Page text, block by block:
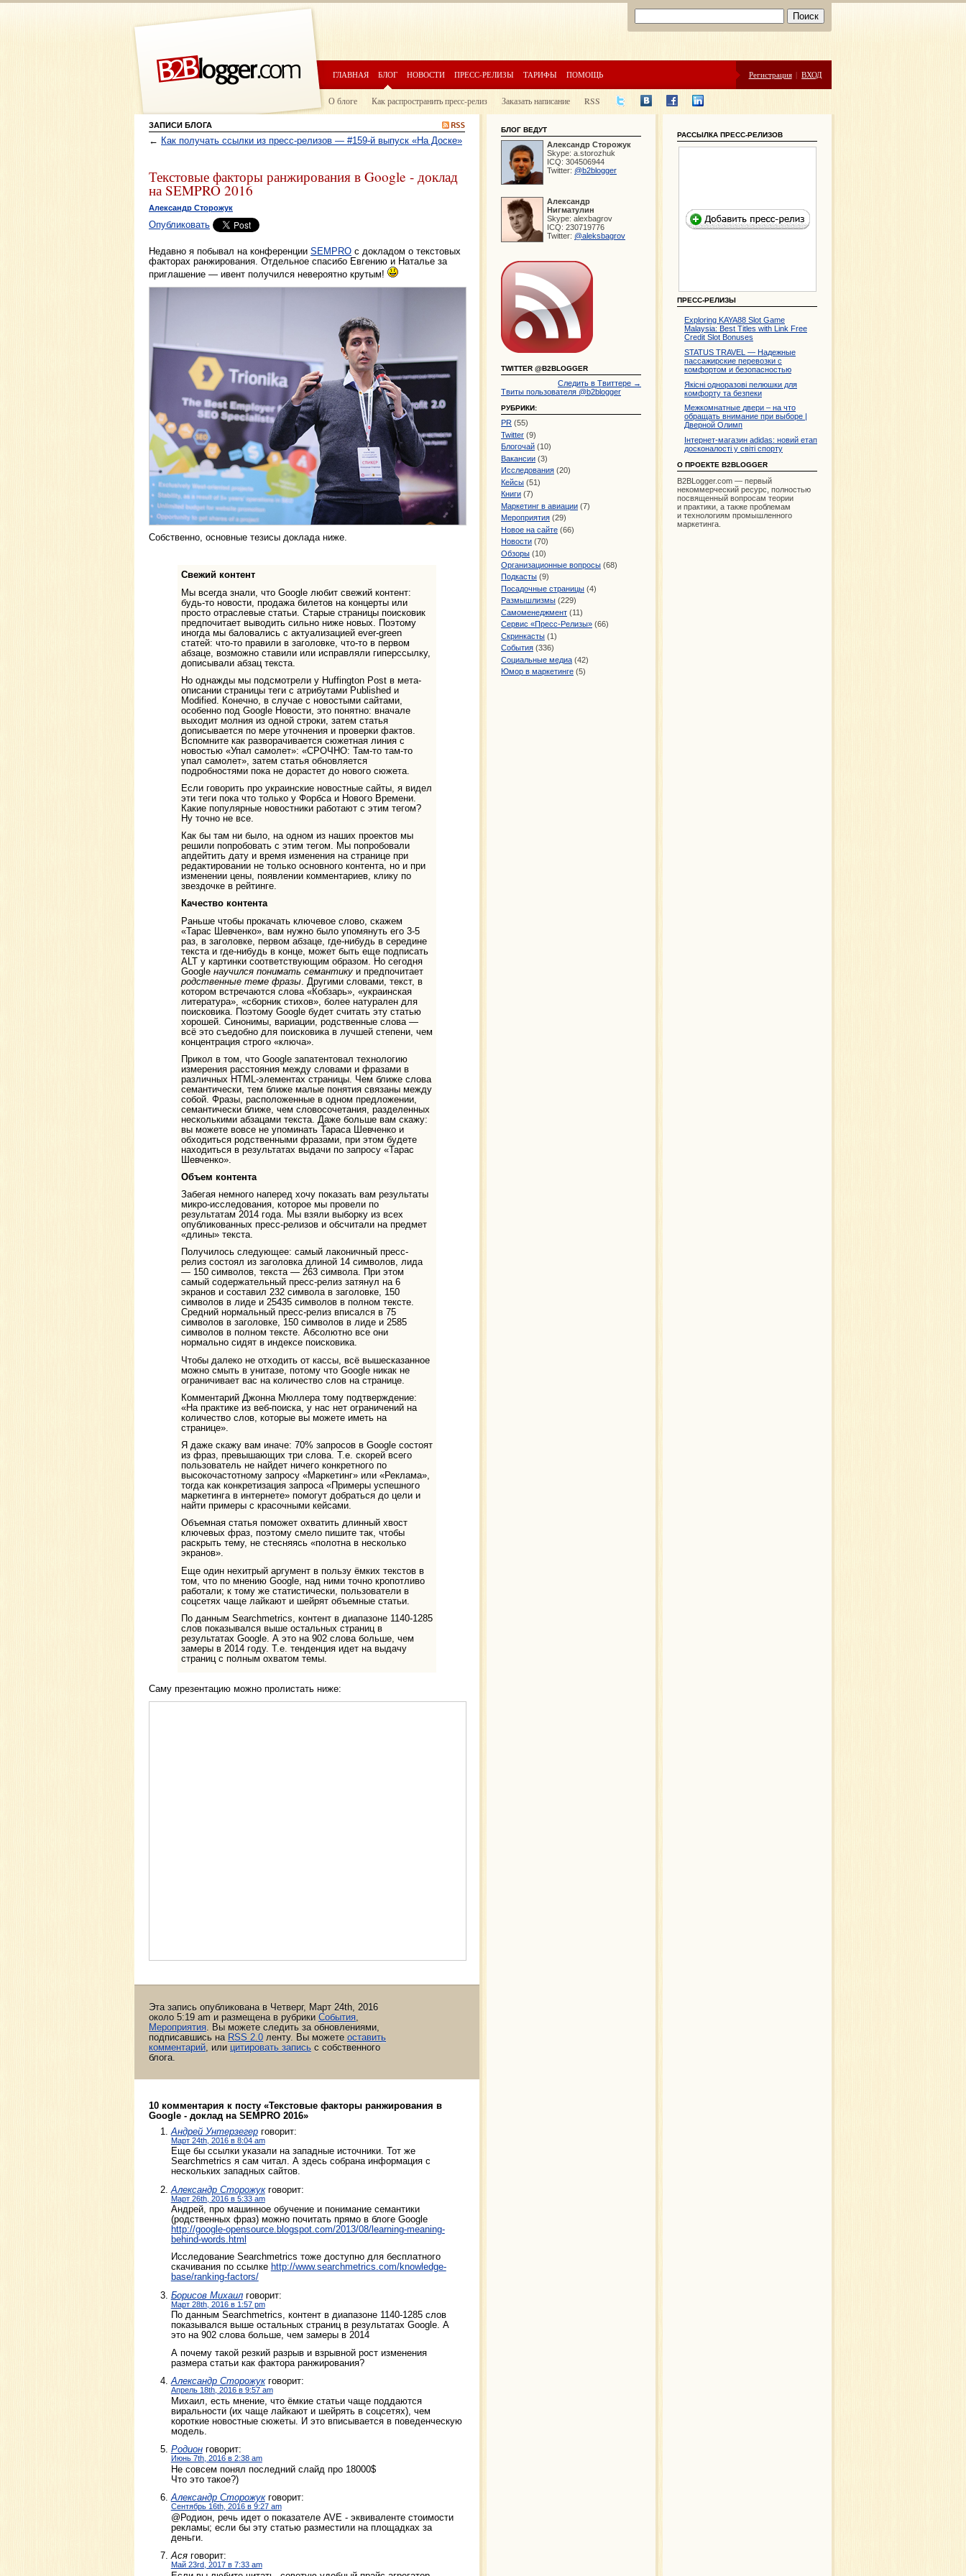
ГЛАВНАЯ БЛОГ НОВОСТИ ПРЕСС-РЕЛИЗЫ ТАРИФЫ ПОМОЩЬ Регистрация | ВХОД
О блоге Как распространить пресс-релиз Заказать написание RSS
ЗАПИСИ БЛОГА
← Как получать ссылки из пресс-релизов — #159-й выпуск «На Доске»
Текстовые факторы ранжирования в Google - доклад
на SEMPRO 2016
Александр Сторожук
Опубликовать
Недавно я побывал на конференции SEMPRO с докладом о текстовых
факторах ранжирования. Отдельное спасибо Евгению и Наталье за
приглашение — ивент получился невероятно крутым!
Собственно, основные тезисы доклада ниже.
Свежий контент
Мы всегда знали, что Google любит свежий контент:
будь-то новости, продажа билетов на концерты или
просто отраслевые статьи. Старые страницы поисковик
предпочитает выводить сильно ниже новых. Поэтому
иногда мы баловались с актуализацией ever-green
статей: что-то правили в заголовке, что-то в первом
абзаце, возможно ставили или исправляли гиперссылку,
дописывали абзац текста.
Но однажды мы подсмотрели у Huffington Post в мета-
описании страницы теги с атрибутами Published и
Modified. Конечно, в случае с новостыми сайтами,
особенно под Google Новости, это понятно: вначале
выходит молния из одной строки, затем статья
дописывается по мере уточнения и проверки фактов.
Вспомните как разворачивается сюжетная линия с
новостью «Упал самолет»: «СРОЧНО: Там-то там-то
упал самолет», затем статья обновляется
подробностями пока не дорастет до нового сюжета.
Если говорить про украинские новостные сайты, я видел
эти теги пока что только у Форбса и Нового Времени.
Какие популярные новостники работают с этим тегом?
Ну точно не все.
Как бы там ни было, на одном из наших проектов мы
решили попробовать с этим тегом. Мы попробовали
апдейтить дату и время изменения на странице при
редактировании не только основного контента, но и при
изменении цены, появлении комментариев, клику по
звездочке в рейтинге.
Качество контента
Раньше чтобы прокачать ключевое слово, скажем
«Тарас Шевченко», вам нужно было упомянуть его 3-5
раз, в заголовке, первом абзаце, где-нибудь в середине
текста и где-нибудь в конце, может быть еще подписать
ALT у картинки соответствующим образом. Но сегодня
Google научился понимать семантику и предпочитает
родственные теме фразы . Другими словами, текст, в
котором встречаются слова «Кобзарь», «украинская
литература», «сборник стихов», более натурален для
поисковика. Поэтому Google будет считать эту статью
хорошей. Синонимы, вариации, родственные слова —
всё это съедобно для поисковика в лучшей степени, чем
концентрация строго «ключа».
Прикол в том, что Google запатентовал технологию
измерения расстояния между словами и фразами в
различных HTML-элементах страницы. Чем ближе слова
семантически, тем ближе малые понятия связаны между
собой. Фразы, расположенные в одном предложении,
семантически ближе, чем словосочетания, разделенных
несколькими абзацами текста. Даже больше вам скажу:
вы можете вовсе не упоминать Тараса Шевченко и
обходиться родственными фразами, при этом будете
находиться в результатах выдачи по запросу «Тарас
Шевченко».
Объем контента
Забегая немного наперед хочу показать вам результаты
микро-исследования, которое мы провели по
результатам 2014 года. Мы взяли выборку из всех
опубликованных пресс-релизов и обсчитали на предмет
«длины» текста.
Получилось следующее: самый лаконичный пресс-
релиз состоял из заголовка длиной 14 символов, лида
— 150 символов, текста — 263 символа. При этом
самый содержательный пресс-релиз затянул на 6
экранов и составил 232 символа в заголовке, 150
символов в лиде и 25435 символов в полном тексте.
Средний нормальный пресс-релиз вписался в 75
символов в заголовке, 150 символов в лиде и 2585
символов в полном тексте. Абсолютно все они
нормально сидят в индексе поисковика.
Чтобы далеко не отходить от кассы, всё вышесказанное
можно смыть в унитазе, потому что Google никак не
ограничивает вас на количество слов на странице.
Комментарий Джонна Мюллера тому подтверждение:
«На практике из веб-поиска, у нас нет ограничений на
количество слов, которые вы можете иметь на
странице».
Я даже скажу вам иначе: 70% запросов в Google состоят
из фраз, превышающих три слова. Т.е. скорей всего
пользователь не найдет ничего конкретного по
высокочастотному запросу «Маркетинг» или «Реклама»,
тогда как конкретизация запроса «Примеры успешного
маркетинга в интернете» помогут добраться до цели и
найти примеры с красочными кейсами.
Объемная статья поможет охватить длинный хвост
ключевых фраз, поэтому смело пишите так, чтобы
раскрыть тему, не стесняясь «полотна в несколько
экранов».
Еще один нехитрый аргумент в пользу ёмких текстов в
том, что по мнению Google, над ними точно кропотливо
работали; к тому же статистически, пользователи в
соцсетях чаще лайкают и шейрят объемные статьи.
По данным Searchmetrics, контент в диапазоне 1140-1285
слов показывался выше остальных страниц в
результатах Google. А это на 902 слова больше, чем
замеры в 2014 году. Т.е. тенденция идет на выдачу
страниц с полным охватом темы.
Саму презентацию можно пролистать ниже:
Эта запись опубликована в Четверг, Март 24th, 2016
около 5:19 am и размещена в рубрики События
Мероприятия . Вы можете следить за обновлениями,
подписавшись на RSS 2.0 ленту. Вы можете оставить
комментарий , или цитировать запись с собственного
блога.
10 комментария к посту «Текстовые факторы ранжирования в
Google - доклад на SEMPRO 2016»
Андрей Унтерзегерговорит:
Март 24th, 2016 в 8:04 am
Еще бы ссылки указали на западные источники. Тот же
Searchmetrics я сам читал. А здесь собрана информация с
нескольких западных сайтов.
Александр Сторожукговорит:
Март 26th, 2016 в 5:33 am
Андрей, про машинное обучение и понимание семантики
(родственных фраз) можно почитать прямо в блоге Google
http://google-opensource.blogspot.com/2013/08/learning-meaning-
behind-words.html
Исследование Searchmetrics тоже доступно для бесплатного
скачивания по ссылке http://www.searchmetrics.com/knowledge-
base/ranking-factors/
Борисов Михаилговорит:
Март 28th, 2016 в 1:57 pm
По данным Searchmetrics, контент в диапазоне 1140-1285 слов
показывался выше остальных страниц в результатах Google. А
это на 902 слова больше, чем замеры в 2014
А почему такой резкий разрыв и взрывной рост изменения
размера статьи как фактора ранжирования?
Александр Сторожукговорит:
Апрель 18th, 2016 в 9:57 am
Михаил, есть мнение, что ёмкие статьи чаще поддаются
виральности (их чаще лайкают и шейрять в соцсетях), чем
короткие новостные сюжеты. И это вписывается в поведенческую
модель.
Родионговорит:
Июнь 7th, 2016 в 2:38 am
Не совсем понял последний слайд про 18000$
Что это такое?)
Александр Сторожукговорит:
Сентябрь 16th, 2016 в 9:27 am
@Родион, речь идет о показателе AVE - эквиваленте стоимости
рекламы; если бы эту статью разместили на площадках за
деньги.
Асяговорит:
Май 23rd, 2017 в 7:33 am
БЛОГ ВЕДУТ
Александр Сторожук
Skype: a.storozhuk
ICQ: 304506944
Twitter: @b2blogger
Александр
Нигматулин
Skype: alexbagrov
ICQ: 230719776
Twitter: @aleksbagrov
TWITTER @B2BLOGGER
Следить в Твиттере →
Твиты пользователя @b2blogger
РУБРИКИ:
PR (55)
Twitter (9)
Блогочай (10)
Вакансии (3)
Исследования (20)
Кейсы (51)
Книги (7)
Маркетинг в авиации (7)
Мероприятия (29)
Новое на сайте (66)
Новости (70)
Обзоры (10)
Организационные вопросы (68)
Подкасты (9)
Посадочные страницы (4)
Размышлизмы (229)
Самоменеджмент (11)
Сервис «Пресс-Релизы» (66)
Скринкасты (1)
События (336)
Социальные медиа (42)
Юмор в маркетинге (5)
РАССЫЛКА ПРЕСС-РЕЛИЗОВ
ПРЕСС-РЕЛИЗЫ
Exploring KAYA88 Slot Game
Malaysia: Best Titles with Link Free
Credit Slot Bonuses
STATUS TRAVEL — Надежные
пассажирские перевозки с
комфортом и безопасностью
Якісні одноразові пелюшки для
комфорту та безпеки
Межкомнатные двери – на что
обращать внимание при выборе |
Дверной Олимп
Інтернет-магазин adidas: новий етап
досконалості у світі спорту
О ПРОЕКТЕ B2BLOGGER
B2BLogger.com — первый
некоммерческий ресурс, полностью
посвященный вопросам теории
и практики, а также проблемам
и технологиям промышленного
маркетинга.